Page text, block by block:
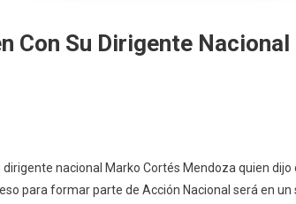
Con Su Dirigente
nacional Marko Cortés Mendoza quien
para formar parte de Acción Nacional será en un